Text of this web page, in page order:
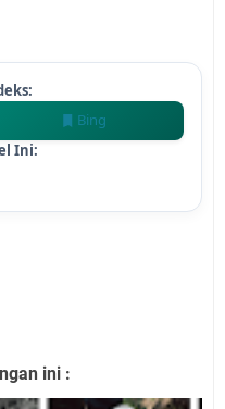
Bing
Ini:
ini :